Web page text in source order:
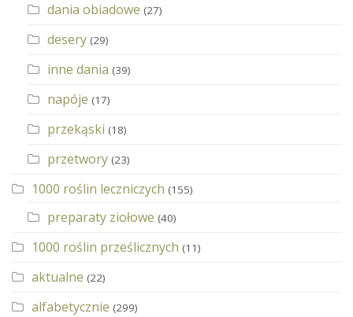
dania obiadowe (27)
desery (29)
inne dania (39)
napóje (17)
przekąski (18)
przetwory (23)
1000 roślin leczniczych (155)
preparaty ziołowe (40)
1000 roślin prześlicznych (11)
aktualne (22)
alfabetycznie (299)